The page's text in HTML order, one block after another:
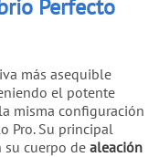
Perfecto
más asequible
el potente
misma configuración
Pro. Su principal
su cuerpo de aleación